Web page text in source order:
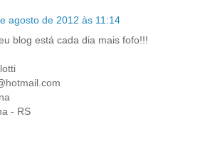
agosto de 2012 às 11:14
blog está cada dia mais fofo!!!
- RS